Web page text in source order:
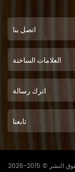
اتصل بنا
العلامات الساخنة
اترك رسالة
تابعنا
حقوق النشر © 2015-2026 China Everlasting Parts Co., Limited..كل الحقوق